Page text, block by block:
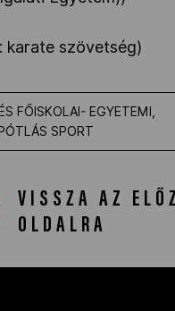
karate szövetség)
FŐISKOLAI- EGYETEMI,
SPORT
VISSZA AZ
OLDALRA